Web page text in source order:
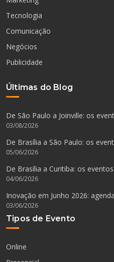
Tecnologia
Comunicação
Negócios
Publicidade
Últimas do Blog
De São Paulo a Joinville: os
03/08/2026
De Brasília a São Paulo: os
05/06/2026
De Brasília a Curitiba: os
04/06/2026
Inovação em Junho 2026:
03/06/2026
Tipos de Evento
Online